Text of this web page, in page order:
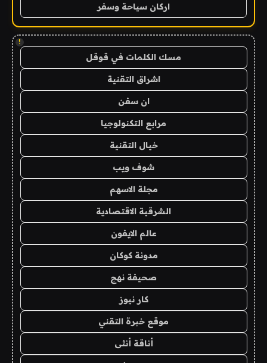
اركان سياحة وسفر
!
مسك الكلمات في قوقل
اشراق التقنية
ان سفن
مرابع التكنولوجيا
خيال التقنية
شوف ويب
مجلة الاسهم
الشرقية الاقتصادية
عالم الايفون
مدونة كوكان
صحيفة نهج
كار نيوز
موقع خبرة التقني
أناقة أنثى